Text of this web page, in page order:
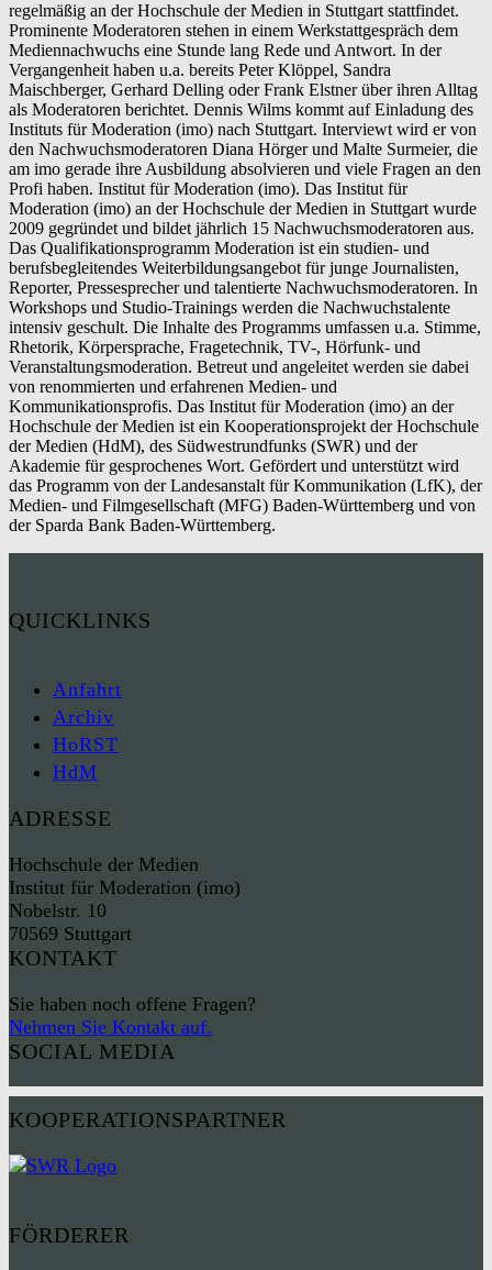
regelmäßig an der Hochschule der Medien in Stuttgart stattfindet.
Prominente Moderatoren stehen in einem Werkstattgespräch dem
Mediennachwuchs eine Stunde lang Rede und Antwort. In der
Vergangenheit haben u.a. bereits Peter Klöppel, Sandra
Maischberger, Gerhard Delling oder Frank Elstner über ihren Alltag
als Moderatoren berichtet. Dennis Wilms kommt auf Einladung des
Instituts für Moderation (imo) nach Stuttgart. Interviewt wird er von
den Nachwuchsmoderatoren Diana Hörger und Malte Surmeier, die
am imo gerade ihre Ausbildung absolvieren und viele Fragen an den
Profi haben. Institut für Moderation (imo). Das Institut für
Moderation (imo) an der Hochschule der Medien in Stuttgart wurde
2009 gegründet und bildet jährlich 15 Nachwuchsmoderatoren aus.
Das Qualifikationsprogramm Moderation ist ein studien- und
berufsbegleitendes Weiterbildungsangebot für junge Journalisten,
Reporter, Pressesprecher und talentierte Nachwuchsmoderatoren. In
Workshops und Studio-Trainings werden die Nachwuchstalente
intensiv geschult. Die Inhalte des Programms umfassen u.a. Stimme,
Rhetorik, Körpersprache, Fragetechnik, TV-, Hörfunk- und
Veranstaltungsmoderation. Betreut und angeleitet werden sie dabei
von renommierten und erfahrenen Medien- und
Kommunikationsprofis. Das Institut für Moderation (imo) an der
Hochschule der Medien ist ein Kooperationsprojekt der Hochschule
der Medien (HdM), des Südwestrundfunks (SWR) und der
Akademie für gesprochenes Wort. Gefördert und unterstützt wird
das Programm von der Landesanstalt für Kommunikation (LfK), der
Medien- und Filmgesellschaft (MFG) Baden-Württemberg und von
der Sparda Bank Baden-Württemberg.
QUICKLINKS
Anfahrt
Archiv
HoRST
HdM
ADRESSE
Hochschule der Medien
Institut für Moderation (imo)
Nobelstr. 10
70569 Stuttgart
KONTAKT
Sie haben noch offene Fragen?
Nehmen Sie Kontakt auf.
SOCIAL MEDIA
KOOPERATIONSPARTNER
FÖRDERER